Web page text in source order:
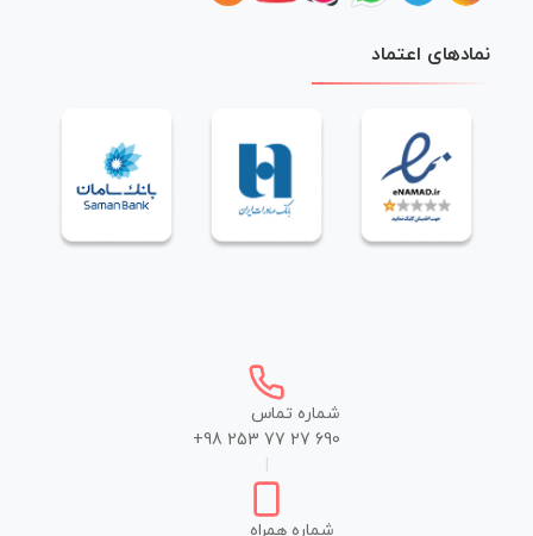
نمادهای اعتماد
شماره تماس
+98 253 77 27 690
شماره همراه